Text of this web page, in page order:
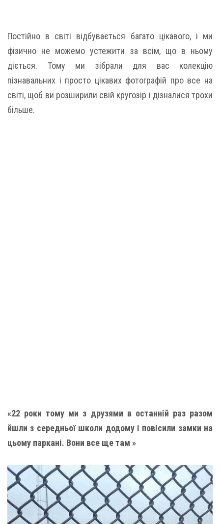
Постійно в світі відбувається багато цікавого, і ми
фізично не можемо устежити за всім, що в ньому
діється. Тому ми зібрали для вас колекцію
пізнавальних і просто цікавих фотографій про все на
світі, щоб ви розширили свій кругозір і дізналися трохи
більше.
«22 роки тому ми з друзями в останній раз разом
йшли з середньої школи додому і повісили замки на
цьому паркані. Вони все ще там »